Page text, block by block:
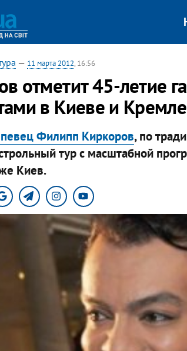
— 11 марта 2012, 16:56
отметит 45-летие
в Киеве и Кремле
певец Филипп Киркоров, по
тур с масштабной
Киев.